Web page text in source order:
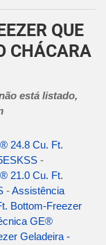
QUE
CHÁCARA
está listado,
24.8 Cu. Ft.
-
21.0 Cu. Ft.
-Assistência
Bottom-Freezer
GE®
Geladeira -